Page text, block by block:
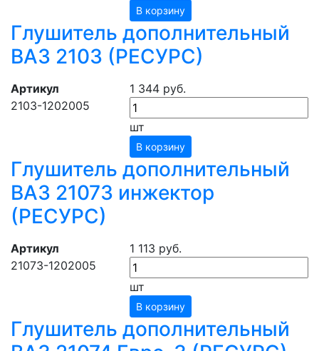
В корзину
Глушитель дополнительный
ВАЗ 2103 (РЕСУРС)
Артикул
2103-1202005
1 344 руб.
шт
В корзину
Глушитель дополнительный
ВАЗ 21073 инжектор
(РЕСУРС)
Артикул
21073-1202005
1 113 руб.
шт
В корзину
Глушитель дополнительный